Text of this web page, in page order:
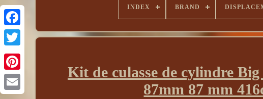
INDEX BRAND
Kit de culasse de cylindre
87mm 87 mm